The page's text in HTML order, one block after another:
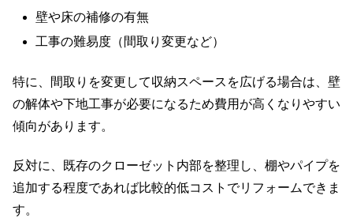
壁や床の補修の有無
工事の難易度（間取り変更など）
特に、間取りを変更して収納スペースを広げる場合は、壁
の解体や下地工事が必要になるため費用が高くなりやすい
傾向があります。
反対に、既存のクローゼット内部を整理し、棚やパイプを
追加する程度であれば比較的低コストでリフォームできま
す。